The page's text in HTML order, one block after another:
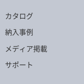
カタログ
納入事例
メディア掲載
サポート